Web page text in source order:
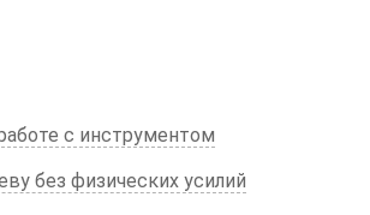
с инструментом
без физических усилий